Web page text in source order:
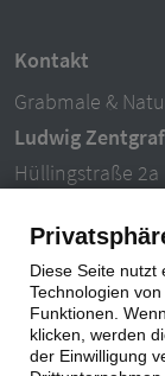
Kontakt
Grabmale &
Ludwig
Hüllingstraße 2a
Tel.: 06093 –
E-Mail:
Impressum|
Diese Seite nutzt
Technologien
Funktionen.
klicken, werden
der Einwilligung